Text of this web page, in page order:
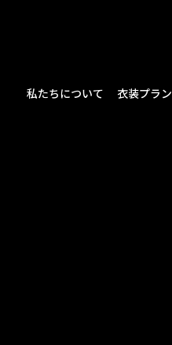
私たちについて 衣装プラン